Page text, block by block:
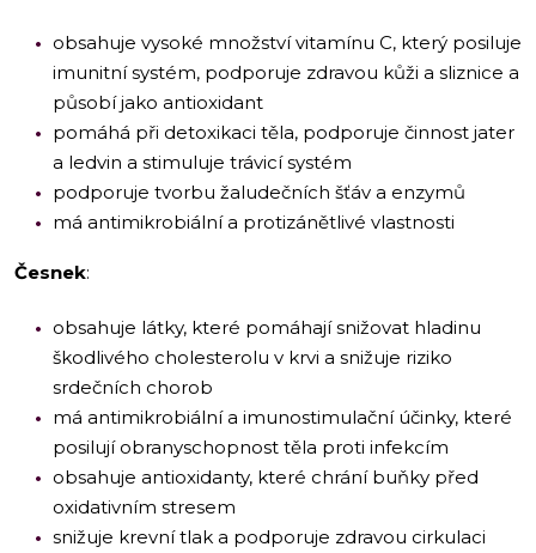
obsahuje vysoké množství vitamínu C, který posiluje
imunitní systém, podporuje zdravou kůži a sliznice a
působí jako antioxidant
pomáhá při detoxikaci těla, podporuje činnost jater
a ledvin a stimuluje trávicí systém
podporuje tvorbu žaludečních šťáv a enzymů
má antimikrobiální a protizánětlivé vlastnosti
Česnek:
obsahuje látky, které pomáhají snižovat hladinu
škodlivého cholesterolu v krvi a snižuje riziko
srdečních chorob
má antimikrobiální a imunostimulační účinky, které
posilují obranyschopnost těla proti infekcím
obsahuje antioxidanty, které chrání buňky před
oxidativním stresem
snižuje krevní tlak a podporuje zdravou cirkulaci